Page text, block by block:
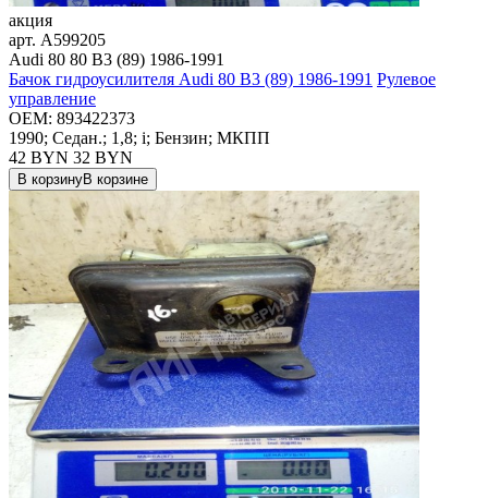
акция
арт. A599205
Audi 80 80 B3 (89) 1986-1991
Бачок гидроусилителя Audi 80 B3 (89) 1986-1991 Рулевое
управление
OEM: 893422373
1990; Седан.; 1,8; i; Бензин; МКПП
42 BYN 32 BYN
В корзинуВ корзине